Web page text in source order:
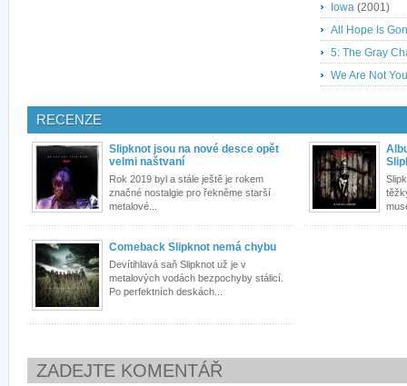
Iowa (2001)
All Hope Is
5: The Gray
We Are Not
RECENZE
Slipknot jsou na nové desce opět
velmi naštvaní
Rok 2019 byl a stále ještě je rokem
značné nostalgie pro řekněme starší
metalové...
Comeback Slipknot nemá chybu
Devítihlavá saň Slipknot už je v
metalových vodách bezpochyby stálicí.
Po perfektních deskách...
ZADEJTE KOMENTÁŘ